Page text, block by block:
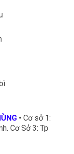
• Cơ sở 1:
Cơ Sở 3: Tp